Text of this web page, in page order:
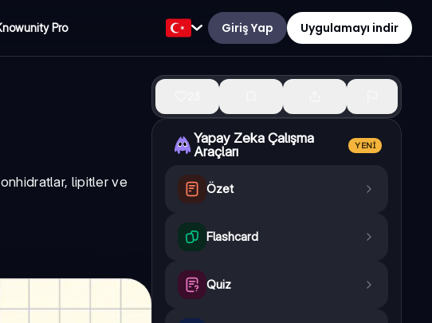
Pro Giriş Yap Uygulamayı indir
lipitler ve
Yapay Zeka Çalışma
Araçları
YENI
Özet
Flashcard
Quiz